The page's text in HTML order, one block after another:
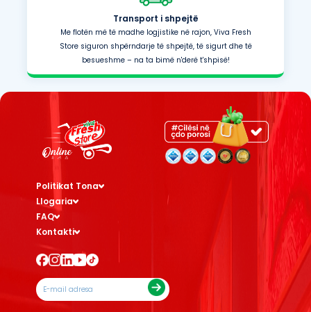
Transport i shpejtë
Me flotën më të madhe logjistike në rajon, Viva Fresh
Store siguron shpërndarje të shpejtë, të sigurt dhe të
besueshme – na ta bimë n'derë t'shpisë!
Politikat Tona
Llogaria
FAQ
Kontakti